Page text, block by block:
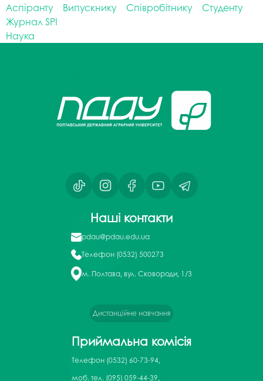
Аспіранту
Випускнику Співробітнику
Студенту
Журнал SPI
Наука
Наші контакти
pdau@pdau.edu.ua
Телефон (0532) 500273
м. Полтава, вул. Сковороди, 1/3
Дистанційне навчання
Приймальна комісія
Телефон (0532) 60-73-94,
моб. тел. (095) 059-44-39,